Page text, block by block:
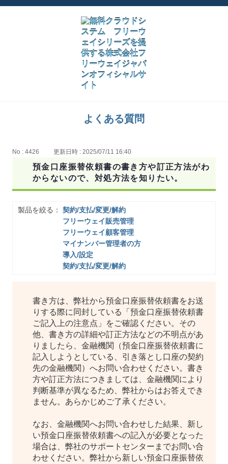
よくある質問
No : 4426 更新日時 : 2025/07/11 16:40
預金口座振替依頼書の書き方や訂正方法がわ
からないので、対処方法を知りたい。
製品を絞る：
契約/支払/変更/解約
フリーウェイ販売管理
フリーウェイ顧客管理
マイナンバー管理者の方
導入/設定
契約/支払/変更/解約
書き方は、弊社から預金口座振替依頼書をお送
りする際に同封している「預金口座振替依頼書
ご記入上の注意点」をご確認ください。その
他、書き方の詳細や訂正方法などの不明点があ
りましたら、金融機関（預金口座振替依頼書に
記入しようとしている、引き落とし口座の契約
先の金融機関）へお問い合わせください。書き
方や訂正方法につきましては、金融機関により
判断基準が異なるため、弊社からはお答えでき
ません。あらかじめご了承ください。
なお、金融機関へお問い合わせした結果、新し
い預金口座振替依頼書への記入が必要となった
場合は、弊社のサポートセンターまでお問い合
わせください。弊社から新しい預金口座振替依